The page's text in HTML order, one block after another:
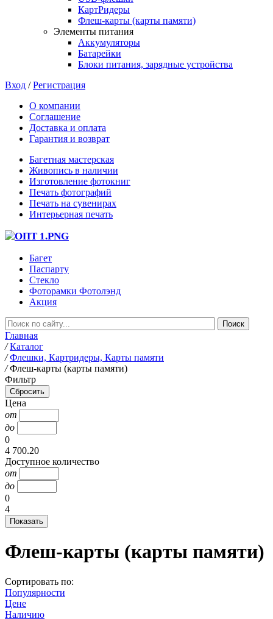
КартРидеры
Флеш-карты (карты памяти)
Элементы питания
Аккумуляторы
Батарейки
Блоки питания, зарядные устройства
Вход /Регистрация
О компании
Соглашение
Доставка и оплата
Гарантия и возврат
Багетная мастерская
Живопись в наличии
Изготовление фотокниг
Печать фотографий
Печать на сувенирах
Интерьерная печать
Багет
Паспарту
Стекло
Фоторамки Фотолэнд
Акция
Главная
/ Каталог
/ Флешки, Картридеры, Карты памяти
/ Флеш-карты (карты памяти)
Фильтр
Цена
от
до
0
4 700.20
Доступное количество
от
до
0
4
Флеш-карты (карты памяти)
Сортировать по:
Популярности
Цене
Наличию